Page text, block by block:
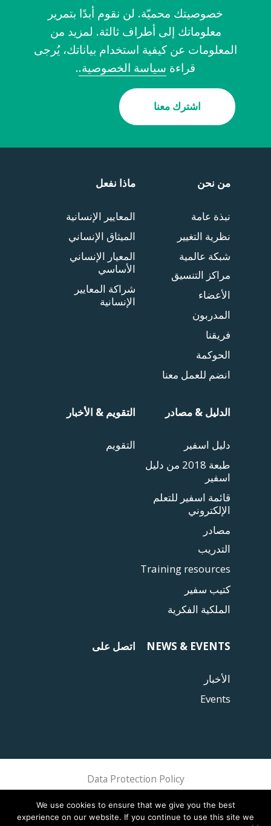
خصوصيتك محميّة. لن نقوم أبدًا بتمرير
معلوماتك إلى أطراف ثالثة. لمزيد من
المعلومات عن كيفية استخدام بياناتك، يُرجى
قراءة سياسة الخصوصية..
اشترك معنا
من نحن
نبذة عامة
نظرية التغيير
شبكة عالمية
مراكز التنسيق
الأعضاء
المدربون
فريقنا
الحوكمة
انضم للعمل معنا
ماذا نفعل
المعايير الإنسانية
الميثاق الإنساني
المعيار الإنساني
الأساسي
شراكة المعايير
الإنسانية
الدليل & مصادر
دليل اسفير
طبعة 2018 من دليل
اسفير
قائمة اسفير للتعلم
الإلكتروني
مصادر
التدريب
Training resources
كتيب سفير
الملكية الفكرية
التقويم & الأخبار
التقويم
NEWS & EVENTS
الأخبار
Events
اتصل على
Data Protection Policy
We use cookies to ensure that we give you the best
experience on our website. If you continue to use this site we